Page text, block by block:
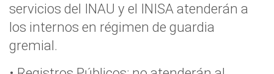
servicios del INAU y el INISA atenderán a
los internos en régimen de guardia
gremial.